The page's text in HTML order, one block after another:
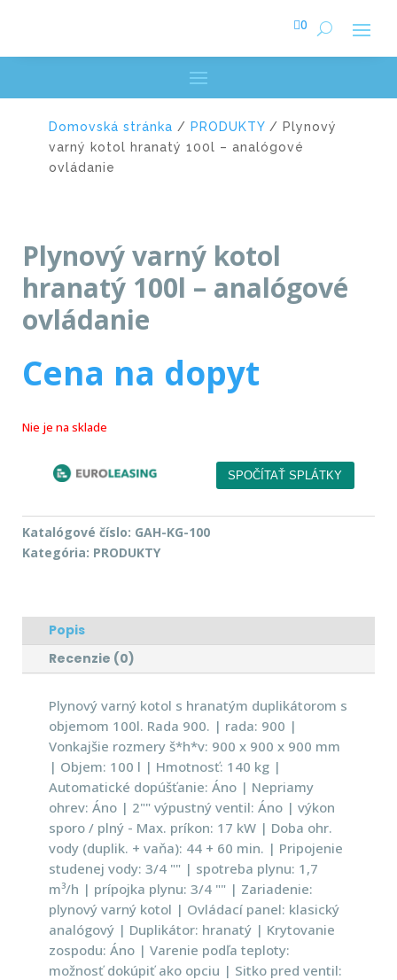
0
Domovská stránka / PRODUKTY / Plynový
varný kotol hranatý 100l – analógové
ovládanie
Plynový varný kotol
hranatý 100l – analógové
ovládanie
Cena na dopyt
Nie je na sklade
Katalógové číslo: GAH-KG-100
Kategória: PRODUKTY
Popis
Recenzie (0)
Plynový varný kotol s hranatým duplikátorom s
objemom 100l. Rada 900. | rada: 900 |
Vonkajšie rozmery š*h*v: 900 x 900 x 900 mm
| Objem: 100 l | Hmotnosť: 140 kg |
Automatické dopúšťanie: Áno | Nepriamy
ohrev: Áno | 2"" výpustný ventil: Áno | výkon
sporo / plný - Max. príkon: 17 kW | Doba ohr.
vody (duplik. + vaňa): 44 + 60 min. | Pripojenie
studenej vody: 3/4 "" | spotreba plynu: 1,7
m³/h | prípojka plynu: 3/4 "" | Zariadenie:
plynový varný kotol | Ovládací panel: klasický
analógový | Duplikátor: hranatý | Krytovanie
zospodu: Áno | Varenie podľa teploty:
možnosť dokúpiť ako opciu | Sitko pred ventil: